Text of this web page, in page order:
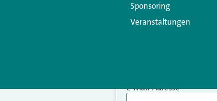
E-Mail-Adresse*
Sponsoring
Veranstaltungen